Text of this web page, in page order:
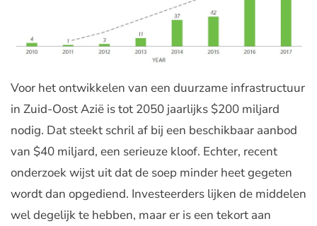
Voor het ontwikkelen van een duurzame infrastructuur
in Zuid-Oost Azië is tot 2050 jaarlijks $200 miljard
nodig. Dat steekt schril af bij een beschikbaar aanbod
van $40 miljard, een serieuze kloof. Echter, recent
onderzoek wijst uit dat de soep minder heet gegeten
wordt dan opgediend. Investeerders lijken de middelen
wel degelijk te hebben, maar er is een tekort aan